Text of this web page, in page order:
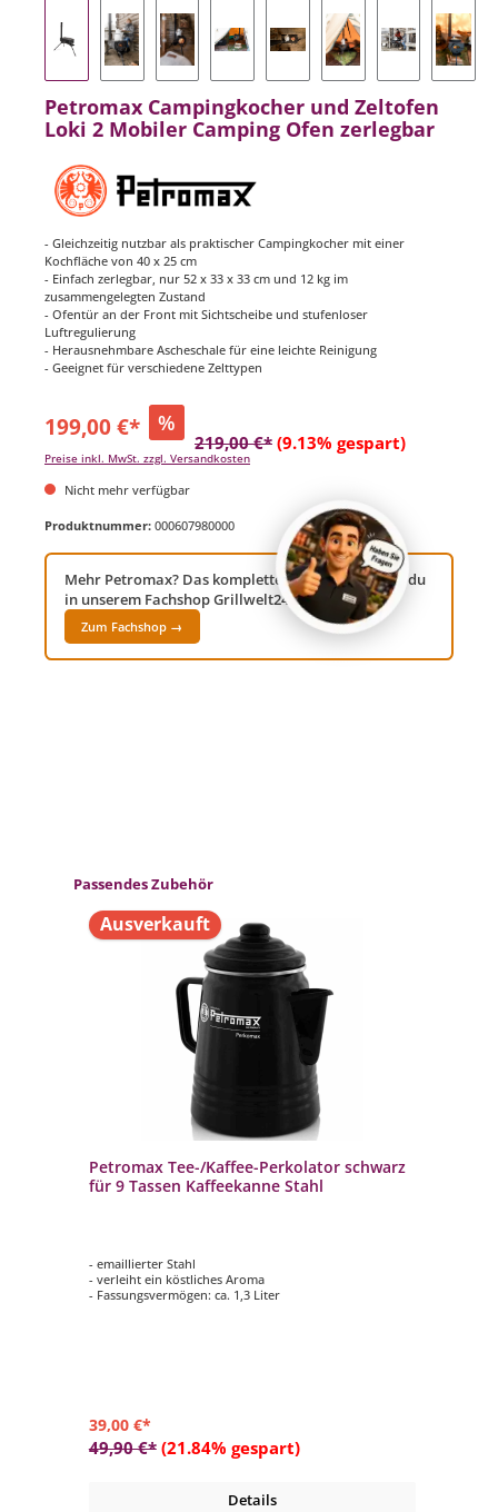
Petromax Campingkocher und Zeltofen
Loki 2 Mobiler Camping Ofen zerlegbar
- Gleichzeitig nutzbar als praktischer Campingkocher mit einer
Kochfläche von 40 x 25 cm
- Einfach zerlegbar, nur 52 x 33 x 33 cm und 12 kg im
zusammengelegten Zustand
- Ofentür an der Front mit Sichtscheibe und stufenloser
Luftregulierung
- Herausnehmbare Ascheschale für eine leichte Reinigung
- Geeignet für verschiedene Zelttypen
199,00 €* %
219,00 €* (9.13% gespart)
Preise inkl. MwSt. zzgl. Versandkosten
Nicht mehr verfügbar
Produktnummer: 000607980000
Mehr Petromax? Das komplette Sortiment findest du
in unserem Fachshop Grillwelt24!
Zum Fachshop →
Produktgalerie überspringen
Passendes Zubehör
Ausverkauft
Petromax Tee-/Kaffee-Perkolator schwarz
für 9 Tassen Kaffeekanne Stahl
- emaillierter Stahl
- verleiht ein köstliches Aroma
- Fassungsvermögen: ca. 1,3 Liter
39,00 €*
49,90 €* (21.84% gespart)
Details